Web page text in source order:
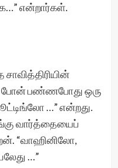
என்றார்கள்.
போன் பண்ணபோது ஒரு
…” என்றது.
வார்த்தையைப்
“வாஹினிலோ,
…”